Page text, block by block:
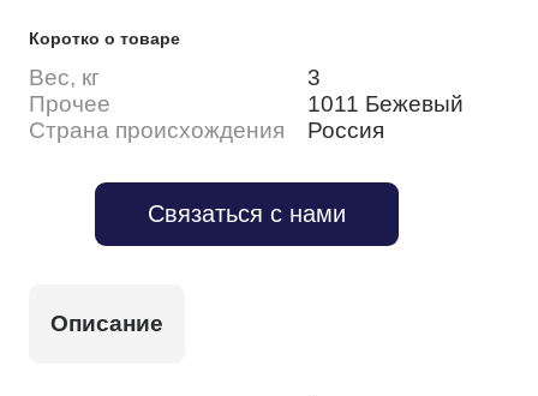
Коротко о товаре
Вес, кг
3
Прочее
1011 Бежевый
Страна происхождения
Россия
Связаться с нами
Описание